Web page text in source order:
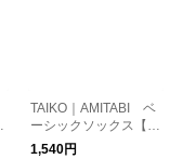
TAIKO｜AMITABI ベ
ーシックソックス【靴
下】
1,540円